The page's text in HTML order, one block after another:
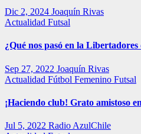
Dic 2, 2024 Joaquín Rivas
Actualidad Futsal
¿Qué nos pasó en la Libertadores
Sep 27, 2022 Joaquín Rivas
Actualidad Fútbol Femenino Futsal
¡Haciendo club! Grato amistoso
Jul 5, 2022 Radio AzulChile